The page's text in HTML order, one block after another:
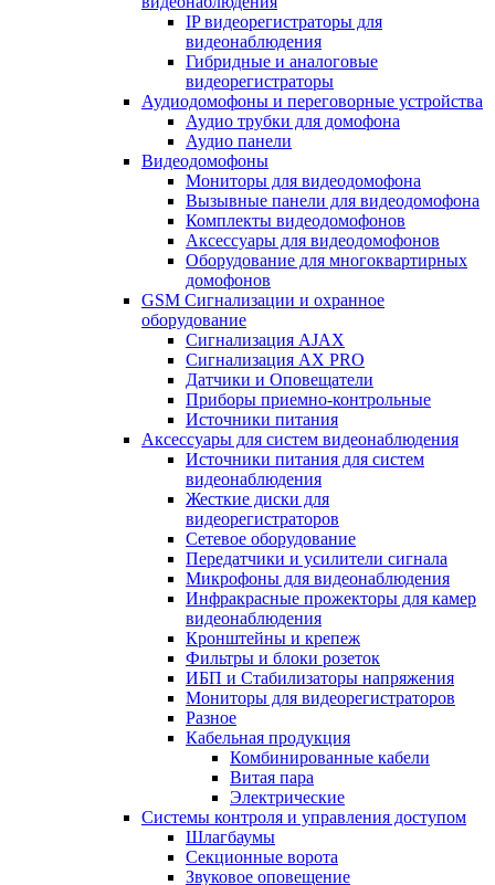
IP видеорегистраторы для
видеонаблюдения
Гибридные и аналоговые
видеорегистраторы
Аудиодомофоны и переговорные устройства
Аудио трубки для домофона
Аудио панели
Видеодомофоны
Мониторы для видеодомофона
Вызывные панели для видеодомофона
Комплекты видеодомофонов
Аксессуары для видеодомофонов
Оборудование для многоквартирных
домофонов
GSM Сигнализации и охранное
оборудование
Сигнализация AJAX
Сигнализация AX PRO
Датчики и Оповещатели
Приборы приемно-контрольные
Источники питания
Аксессуары для систем видеонаблюдения
Источники питания для систем
видеонаблюдения
Жесткие диски для
видеорегистраторов
Сетевое оборудование
Передатчики и усилители сигнала
Микрофоны для видеонаблюдения
Инфракрасные прожекторы для камер
видеонаблюдения
Кронштейны и крепеж
Фильтры и блоки розеток
ИБП и Стабилизаторы напряжения
Мониторы для видеорегистраторов
Разное
Кабельная продукция
Комбинированные кабели
Витая пара
Электрические
Системы контроля и управления доступом
Шлагбаумы
Секционные ворота
Звуковое оповещение